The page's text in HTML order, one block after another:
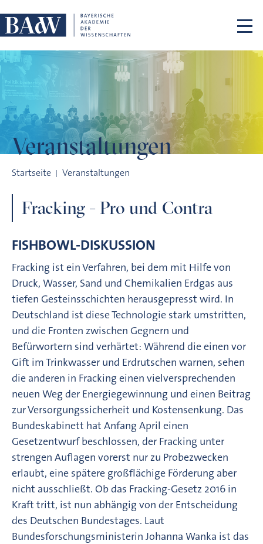
Veranstaltungen
Startseite Veranstaltungen
Fracking - Pro und Contra
FISHBOWL-DISKUSSION
Fracking ist ein Verfahren, bei dem mit Hilfe von
Druck, Wasser, Sand und Chemikalien Erdgas aus
tiefen Gesteinsschichten herausgepresst wird. In
Deutschland ist diese Technologie stark umstritten,
und die Fronten zwischen Gegnern und
Befürwortern sind verhärtet: Während die einen vor
Gift im Trinkwasser und Erdrutschen warnen, sehen
die anderen in Fracking einen vielversprechenden
neuen Weg der Energiegewinnung und einen Beitrag
zur Versorgungssicherheit und Kostensenkung. Das
Bundeskabinett hat Anfang April einen
Gesetzentwurf beschlossen, der Fracking unter
strengen Auflagen vorerst nur zu Probezwecken
erlaubt, eine spätere großflächige Förderung aber
nicht ausschließt. Ob das Fracking-Gesetz 2016 in
Kraft tritt, ist nun abhängig von der Entscheidung
des Deutschen Bundestages. Laut
Bundesforschungsministerin Johanna Wanka ist das